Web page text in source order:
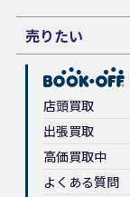
売りたい
店頭買取
出張買取
高価買取中
よくある質問